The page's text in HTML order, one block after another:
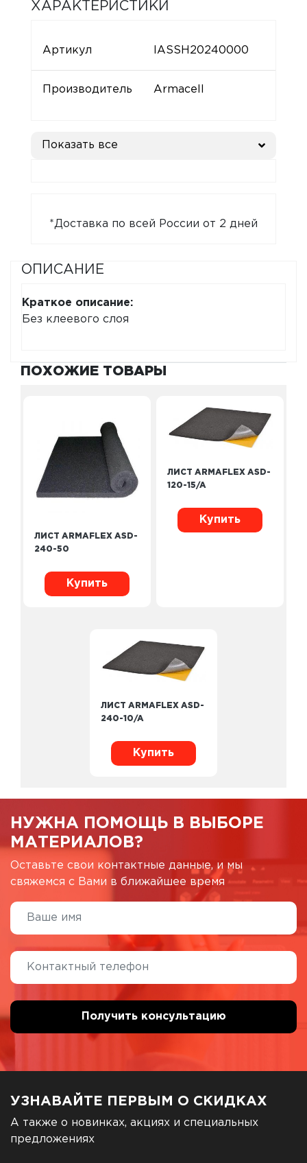
ХАРАКТЕРИСТИКИ
Артикул IASSH20240000
Производитель Armacell
Показать все
*Доставка по всей России от 2 дней
ОПИСАНИЕ
Краткое описание:
Без клеевого слоя
ПОХОЖИЕ ТОВАРЫ
ЛИСТ ARMAFLEX ASD-
240-50
Купить
ЛИСТ ARMAFLEX ASD-
120-15/A
Купить
ЛИСТ ARMAFLEX ASD-
240-10/A
Купить
НУЖНА ПОМОЩЬ В ВЫБОРЕ
МАТЕРИАЛОВ?
Оставьте свои контактные данные, и мы
свяжемся с Вами в ближайшее время
УЗНАВАЙТЕ ПЕРВЫМ О СКИДКАХ
А также о новинках, акциях и специальных
предложениях